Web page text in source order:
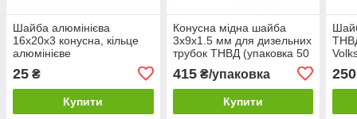
Шайба алюмінієва
16х20х3 конусна, кільце
алюмінієве
ущільнювальне верхнього
штуцера ЯМЗ, МАЗ, ТНВД
старого зразку
25 ₴
Купити
Конусна мідна шайба
3х9х1.5 мм для дизельних
трубок ТНВД (упаковка 50
415₴/упаковка
Купити
10
250